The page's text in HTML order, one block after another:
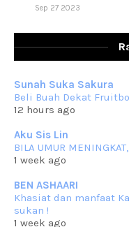
Sep 27 2023
Assalammualaikum,
RESIPI KUIH KASWI
Assalammualaikum,
mat ucapkan
Jun 30 2023
RESIPI KURMA
Assalammualaikum,
Jun 23 2023
RESIPI SAMBAL
Sunah Suka Sakura
Beli Buah Dekat
12 hours ago
Aku Sis Lin
BILA UMUR
1 week ago
BEN ASHAARI
Khasiat dan manfaat
sukan !
1 week ago